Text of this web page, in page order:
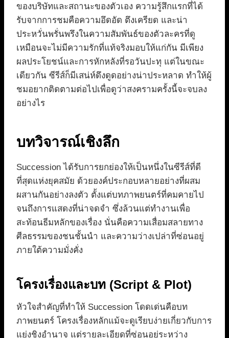
ของบริษัทและสถานะของตัวเอง ความรู้สึกแรกที่ได้
รับจากการชมคือความอึดอัด ตึงเครียด และน่า
ประหวั่นพรั่นพรึงในความสัมพันธ์ของตัวละครที่ดู
เหมือนจะไม่มีความรักที่แท้จริงมอบให้แก่กัน มีเพียง
ผลประโยชน์และการหักหลังที่รอวันปะทุ แต่ในขณะ
เดียวกัน ซีรีส์ก็มีเสน่ห์ดึงดูดอย่างน่าประหลาด ทำให้ผู้
ชมอยากติดตามต่อไปเพื่อดูว่าสงครามครั้งนี้จะจบลง
อย่างไร
บทวิจารณ์เชิงลึก
Succession ได้รับการยกย่องให้เป็นหนึ่งในซีรีส์ที่ดี
ที่สุดแห่งยุคสมัย ด้วยองค์ประกอบหลายอย่างที่ผสม
ผสานกันอย่างลงตัว ตั้งแต่บทภาพยนตร์ที่คมคายไป
จนถึงการแสดงที่น่าจดจำ ซึ่งล้วนแต่ทำงานเพื่อ
สะท้อนธีมหลักของเรื่อง นั่นคือความเสื่อมสลายทาง
ศีลธรรมของชนชั้นนำ และความว่างเปล่าที่ซ่อนอยู่
ภายใต้ความมั่งคั่ง
โครงเรื่องและบท (Script & Plot)
หัวใจสำคัญที่ทำให้ Succession โดดเด่นคือบท
ภาพยนตร์ โครงเรื่องหลักแม้จะดูเรียบง่ายเกี่ยวกับการ
แย่งชิงอำนาจ แต่รายละเอียดที่ซ่อนอยู่ระหว่าง